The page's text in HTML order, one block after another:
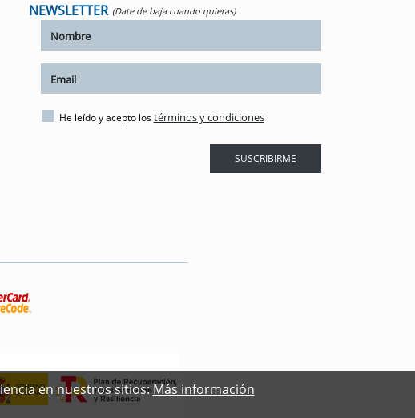
NEWSLETTER (Date de baja cuando quieras)
He leído y acepto lostérminos y condiciones
SUSCRIBIRME
en nuestros sitios:Más información